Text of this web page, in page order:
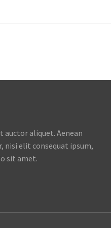
auctor aliquet. Aenean
nisi elit consequat ipsum,
sit amet.